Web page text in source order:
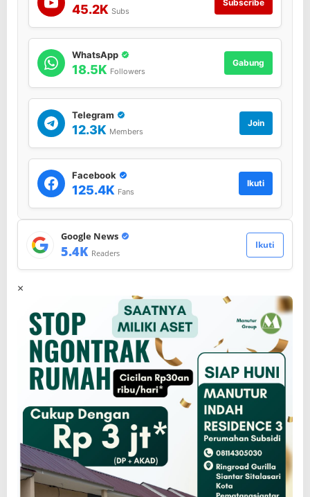
45.2K Subs
Subscribe
WhatsApp
18.5K Followers
Gabung
Telegram
12.3K Members
Join
Facebook
125.4K Fans
Ikuti
Google News
5.4K Readers
Ikuti
×